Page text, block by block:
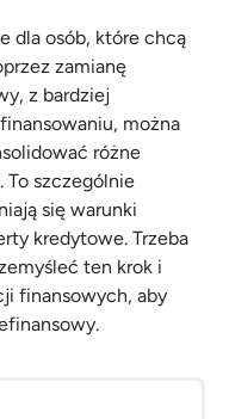
dla osób, które chcą
zamianę
z bardziej
można
różne
To szczególnie
się warunki
kredytowe. Trzeba
ten krok i
finansowych, aby